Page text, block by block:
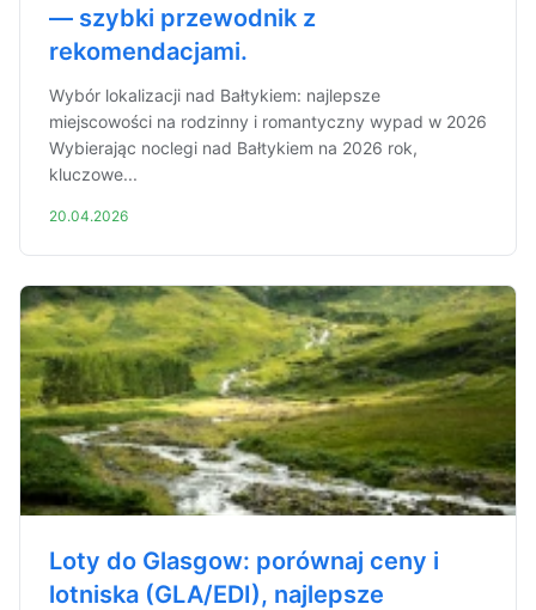
— szybki przewodnik z
rekomendacjami.
Wybór lokalizacji nad Bałtykiem: najlepsze
miejscowości na rodzinny i romantyczny wypad w 2026
Wybierając noclegi nad Bałtykiem na 2026 rok,
kluczowe...
20.04.2026
Loty do Glasgow: porównaj ceny i
lotniska (GLA/EDI), najlepsze